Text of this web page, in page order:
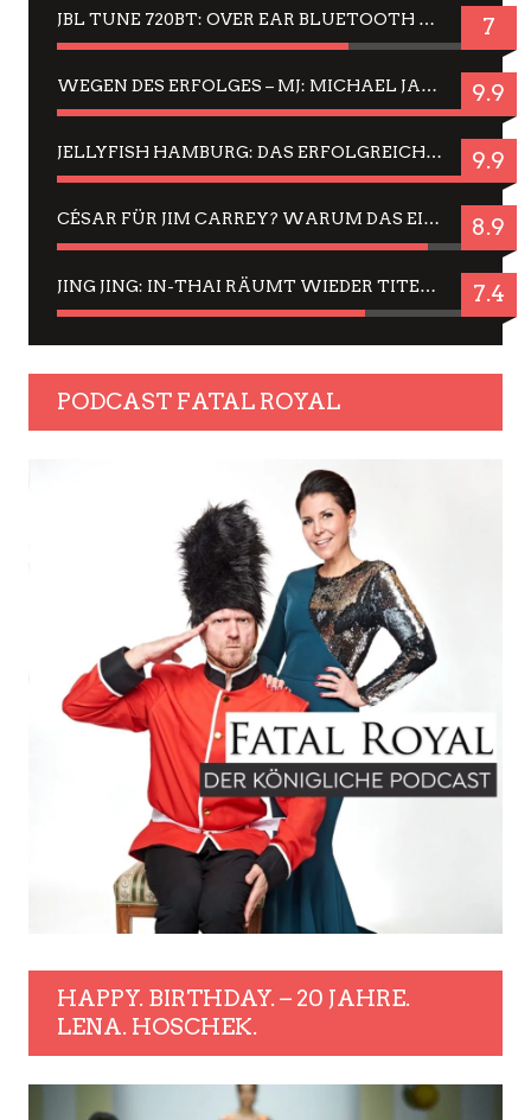
JBL TUNE 720BT: OVER EAR BLUETOOTH KOPFHÖRER UM DIE 50,-€ IM DAUER-TEST 7
WEGEN DES ERFOLGES – MJ: MICHAEL JACKSON MUSICAL IN EINER MATINEE SEHEN 9.9
JELLYFISH HAMBURG: DAS ERFOLGREICHE SOMMER-MENÜ 2025 IN GEFÜHLEN UND BILDERN 9.9
CÉSAR FÜR JIM CARREY? WARUM DAS EINER DER NERVIGSTEN ACTORS IST UND BLEIBT 8.9
JING JING: IN-THAI RÄUMT WIEDER TITEL AB – EIN ZWEI-STUNDEN-ERLEBNISBERICHT 7.4
PODCAST FATAL ROYAL
HAPPY. BIRTHDAY. – 20 JAHRE.
LENA. HOSCHEK.